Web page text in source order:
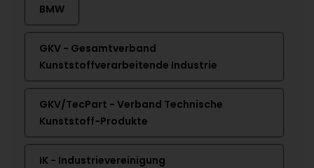
BMW
GKV - Gesamtverband
Kunststoffverarbeitende Industrie
GKV/TecPart - Verband Technische
Kunststoff-Produkte
IK - Industrievereinigung